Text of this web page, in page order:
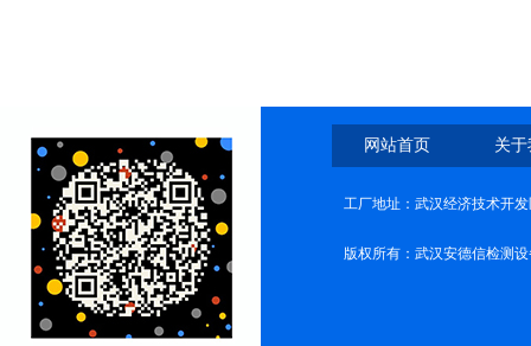
网站首页 关
工厂地址：武汉经济技术开
版权所有：武汉安德信检测